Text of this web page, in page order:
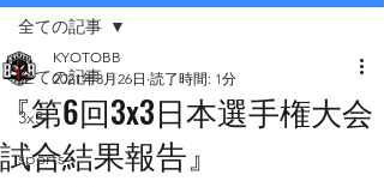
全ての記事
3x3
sports
全ての記事
『第6回3x3日本選手権大会
試合結果報告』
KYOTOBB
2021年3月26日 読了時間: 1分